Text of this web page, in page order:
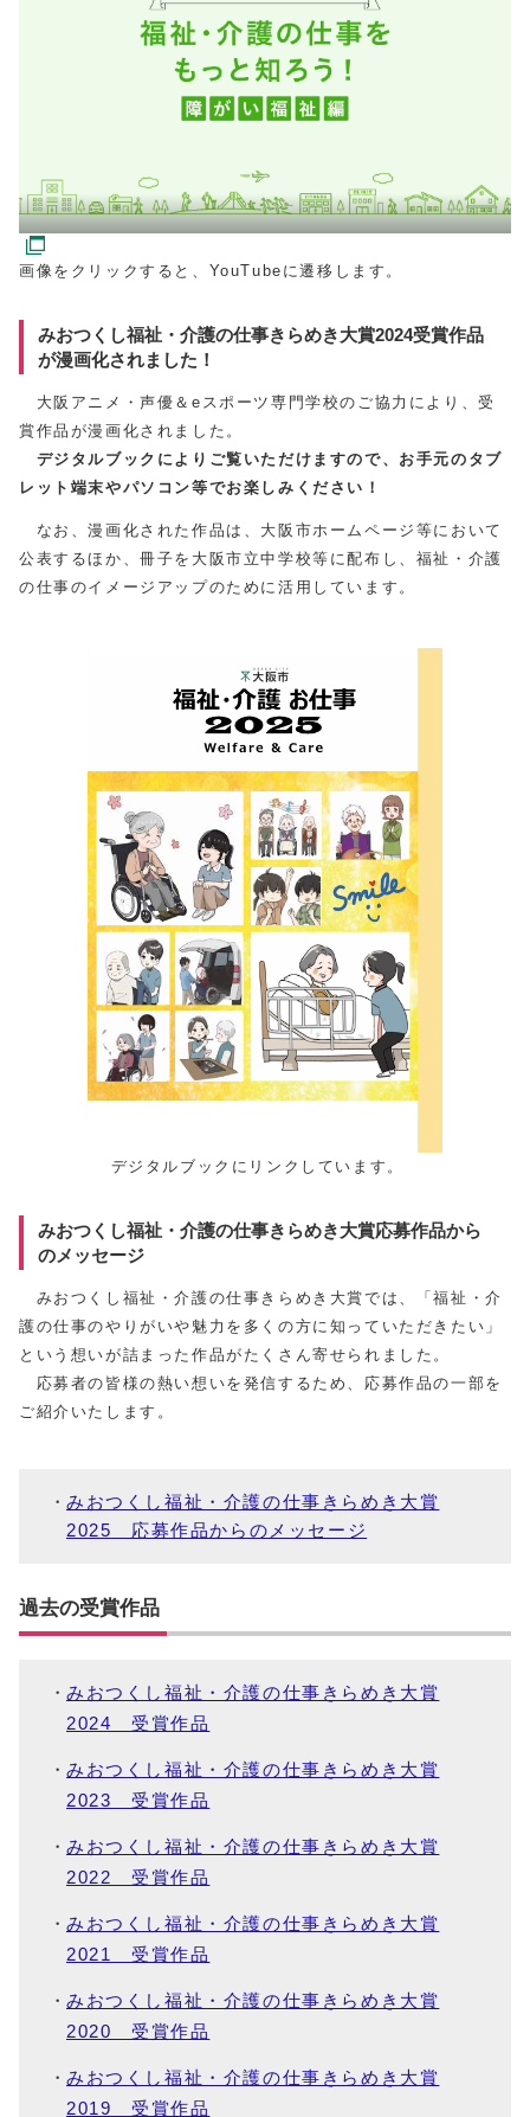
画像をクリックすると、YouTubeに遷移します。
みおつくし福祉・介護の仕事きらめき大賞2024受賞作品
が漫画化されました！
大阪アニメ・声優＆eスポーツ専門学校のご協力により、受
賞作品が漫画化されました。
デジタルブックによりご覧いただけますので、お手元のタブ
レット端末やパソコン等でお楽しみください！
なお、漫画化された作品は、大阪市ホームページ等において
公表するほか、冊子を大阪市立中学校等に配布し、福祉・介護
の仕事のイメージアップのために活用しています。
デジタルブックにリンクしています。
みおつくし福祉・介護の仕事きらめき大賞応募作品から
のメッセージ
みおつくし福祉・介護の仕事きらめき大賞では、「福祉・介
護の仕事のやりがいや魅力を多くの方に知っていただきたい」
という想いが詰まった作品がたくさん寄せられました。
応募者の皆様の熱い想いを発信するため、応募作品の一部を
ご紹介いたします。
みおつくし福祉・介護の仕事きらめき大賞
2025 応募作品からのメッセージ
過去の受賞作品
みおつくし福祉・介護の仕事きらめき大賞
2024 受賞作品
みおつくし福祉・介護の仕事きらめき大賞
2023 受賞作品
みおつくし福祉・介護の仕事きらめき大賞
2022 受賞作品
みおつくし福祉・介護の仕事きらめき大賞
2021 受賞作品
みおつくし福祉・介護の仕事きらめき大賞
2020 受賞作品
みおつくし福祉・介護の仕事きらめき大賞
2019 受賞作品